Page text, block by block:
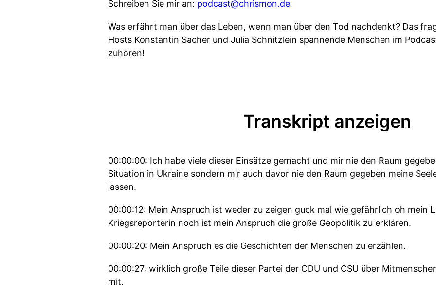
Schreiben Sie mir an: podcast@chrismon.de
Was erfährt man über das Leben, wenn man über den Tod nachdenkt? Das
Hosts Konstantin Sacher und Julia Schnitzlein spannende Menschen im
zuhören!
Transkript anzeigen
00:00:00: Ich habe viele dieser Einsätze gemacht und mir nie den Raum
Situation in Ukraine sondern mir auch davor nie den Raum gegeben meine
lassen.
00:00:12: Mein Anspruch ist weder zu zeigen guck mal wie gefährlich oh mein
Kriegsreporterin noch ist mein Anspruch die große Geopolitik zu erklären.
00:00:20: Mein Anspruch es die Geschichten der Menschen zu erzählen.
00:00:27: wirklich große Teile dieser Partei der CDU und CSU über
mit.